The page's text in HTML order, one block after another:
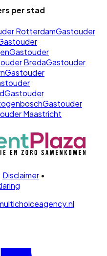
per stad
RotterdamGastouder
Gastouder
BredaGastouder
Gastouder
Gastouder
Gastouder
Maastricht
Disclaimer •